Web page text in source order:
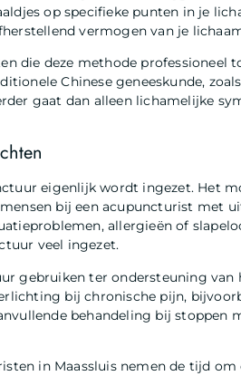
op specifieke punten in je
vermogen van je
die deze methode professioneel
Chinese geneeskunde,
gaat dan alleen lichamelijke
eigenlijk wordt ingezet. Het
bij een acupuncturist met
allergieën of
veel ingezet.
gebruiken ter ondersteuning
bij chronische pijn,
behandeling bij stoppen
in Maassluis nemen de tijd